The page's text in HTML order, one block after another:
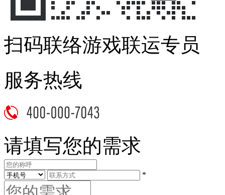
扫码联络游戏联运专员
服务热线
请填写您的需求
*